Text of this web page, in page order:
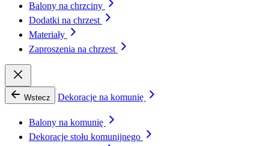
Balony na chrzciny
Dodatki na chrzest
Materiały
Zaproszenia na chrzest
Wstecz Dekoracje na komunię
Balony na komunię
Dekoracje stołu komunijnego